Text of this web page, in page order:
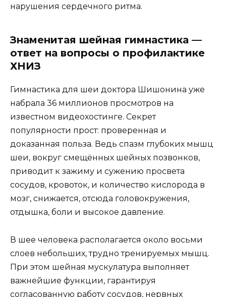
нарушения сердечного ритма.
Знаменитая шейная гимнастика —
ответ на вопросы о профилактике
ХНИЗ
Гимнастика для шеи доктора Шишонина уже
набрала 36 миллионов просмотров на
известном видеохостинге. Секрет
популярности прост: проверенная и
доказанная польза. Ведь спазм глубоких мышц
шеи, вокруг смещённых шейных позвонков,
приводит к зажиму и сужению просвета
сосудов, кровоток, и количество кислорода в
мозг, снижается, отсюда головокружения,
отдышка, боли и высокое давление.
В шее человека располагается около восьми
слоев небольших, трудно тренируемых мышц.
При этом шейная мускулатура выполняет
важнейшие функции, гарантируя
согласованную работу сосудов, нервных